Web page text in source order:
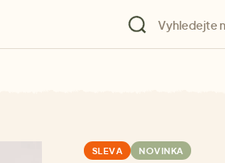
SLEVA NOVINKA